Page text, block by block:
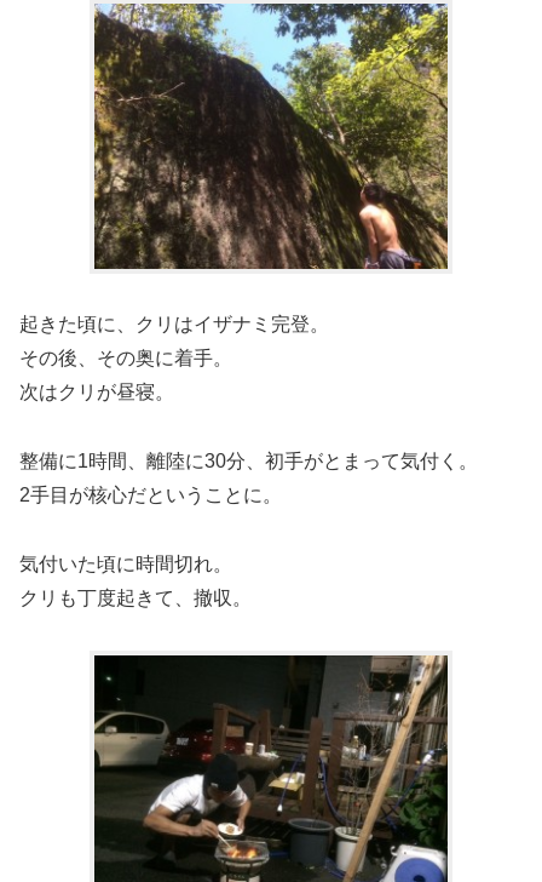
起きた頃に、クリはイザナミ完登。
その後、その奥に着手。
次はクリが昼寝。
整備に1時間、離陸に30分、初手がとまって気付く。
2手目が核心だということに。
気付いた頃に時間切れ。
クリも丁度起きて、撤収。